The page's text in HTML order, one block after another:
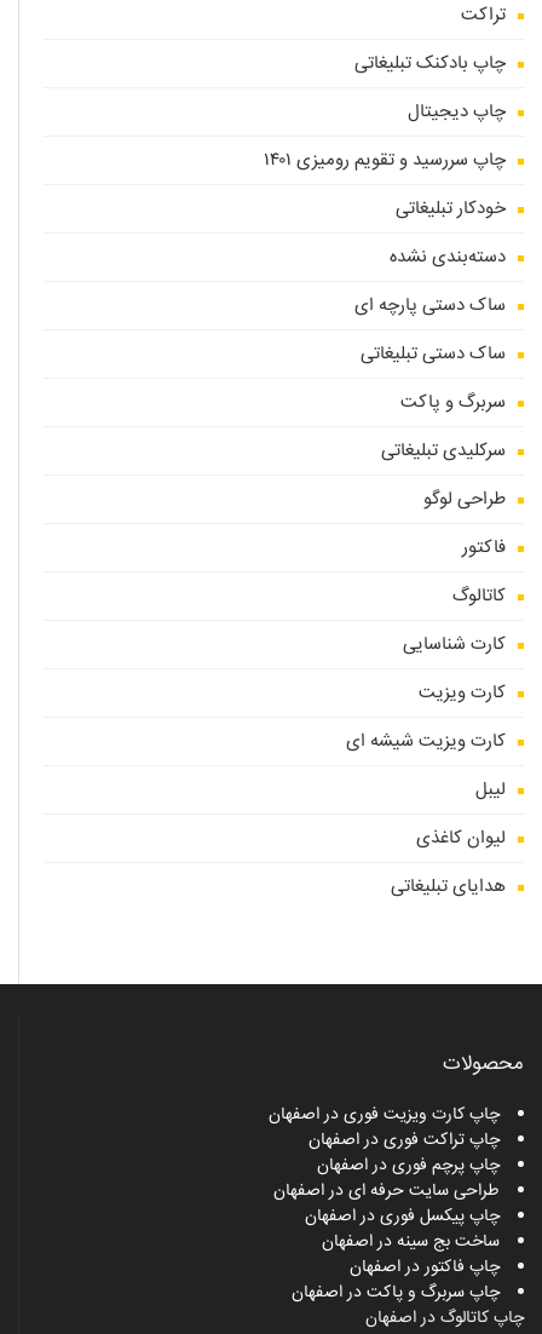
تراکت
چاپ بادکنک تبلیغاتی
چاپ دیجیتال
چاپ سررسید و تقویم رومیزی ۱۴۰۱
خودکار تبلیغاتی
دسته‌بندی نشده
ساک دستی پارچه ای
ساک دستی تبلیغاتی
سربرگ و پاکت
سرکلیدی تبلیغاتی
طراحی لوگو
فاکتور
کاتالوگ
کارت شناسایی
کارت ویزیت
کارت ویزیت شیشه ای
لیبل
لیوان کاغذی
هدایای تبلیغاتی
محصولات
چاپ کارت ویزیت فوری در اصفهان
چاپ تراکت فوری در اصفهان
چاپ پرچم فوری در اصفهان
طراحی سایت حرفه ای در اصفهان
چاپ پیکسل فوری در اصفهان
ساخت بج سینه در اصفهان
چاپ فاکتور در اصفهان
چاپ سربرگ و پاکت در اصفهان
چاپ کاتالوگ در اصفهان